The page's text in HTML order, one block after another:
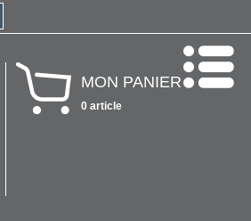
MON PANIER
0 article